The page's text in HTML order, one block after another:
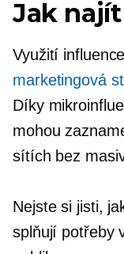
Jak najít
Využití
marketingová
Díky
mohou
sítích bez
Nejste si jisti,
splňují potřeby